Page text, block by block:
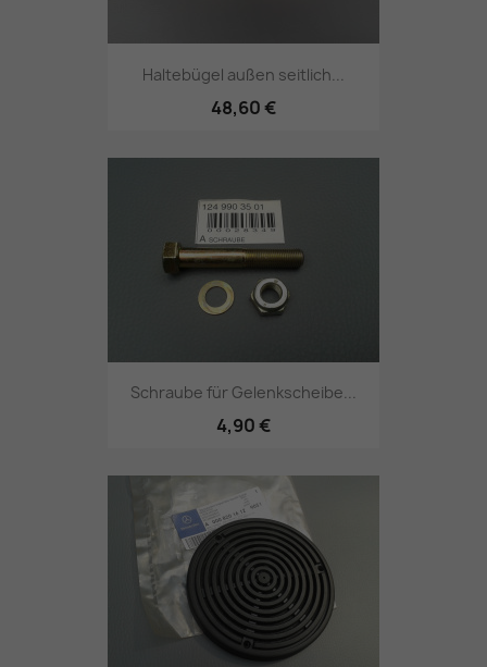
Haltebügel außen seitlich...
48,60 €
Schraube für Gelenkscheibe...
4,90 €